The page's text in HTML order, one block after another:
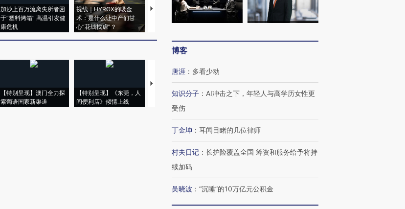
加沙上百万流离失所者困
于“塑料烤箱” 高温引发健
康危机
视线｜HYROX的吸金
术：是什么让中产们甘
心“花钱找虐”？
马航飞行员跨国走私7万
粒摇头丸 尿检体内含3种
视线｜被称为“蟑螂”的印
度Z世代 用街头抗争将教
视线｜“入侵”还是“人道危
机”？难民潮撕裂西班牙
【特别呈现】澳门全力探
索葡语国家新渠道
【特别呈现】《东莞，人
间便利店》倾情上线
【推广】走进第四届链博
会，让数智科技“链”接产
【特别呈现】寻找100种
【商旅对话】华住集团
CFO：不靠规模取胜，华
博客
唐涯 ： 多看少动
知识分子 ： AI冲击之下，年轻人与高学历女性更
受伤
丁金坤 ： 耳闻目睹的几位律师
村夫日记 ： 长护险覆盖全国 筹资和服务给予将持
续加码
吴晓波 ： “沉睡”的10万亿元公积金